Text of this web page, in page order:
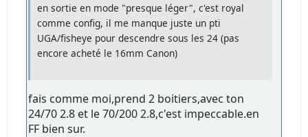
en sortie en mode "presque léger", c'est royal
comme config, il me manque juste un pti
UGA/fisheye pour descendre sous les 24 (pas
encore acheté le 16mm Canon)
fais comme moi,prend 2 boitiers,avec ton
24/70 2.8 et le 70/200 2.8,c'est impeccable.en
FF bien sur.